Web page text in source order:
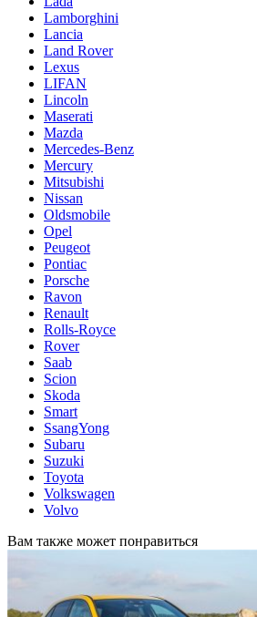
Lamborghini
Lancia
Land Rover
Lexus
LIFAN
Lincoln
Maserati
Mazda
Mercedes-Benz
Mercury
Mitsubishi
Nissan
Oldsmobile
Opel
Peugeot
Pontiac
Porsche
Ravon
Renault
Rolls-Royce
Rover
Saab
Scion
Skoda
Smart
SsangYong
Subaru
Suzuki
Toyota
Volkswagen
Volvo
Вам также может понравиться